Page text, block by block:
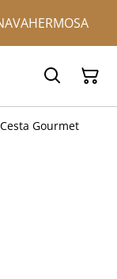
Cesta Gourmet